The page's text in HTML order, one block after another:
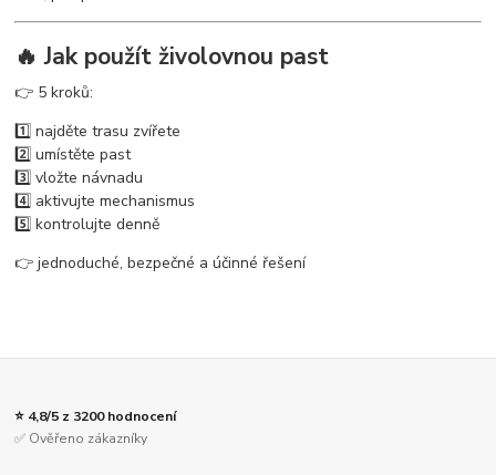
🔥 Jak použít živolovnou past
👉 5 kroků:
1️⃣ najděte trasu zvířete
2️⃣ umístěte past
3️⃣ vložte návnadu
4️⃣ aktivujte mechanismus
5️⃣ kontrolujte denně
👉 jednoduché, bezpečné a účinné řešení
⭐ 4,8/5 z 3200 hodnocení
✅ Ověřeno zákazníky